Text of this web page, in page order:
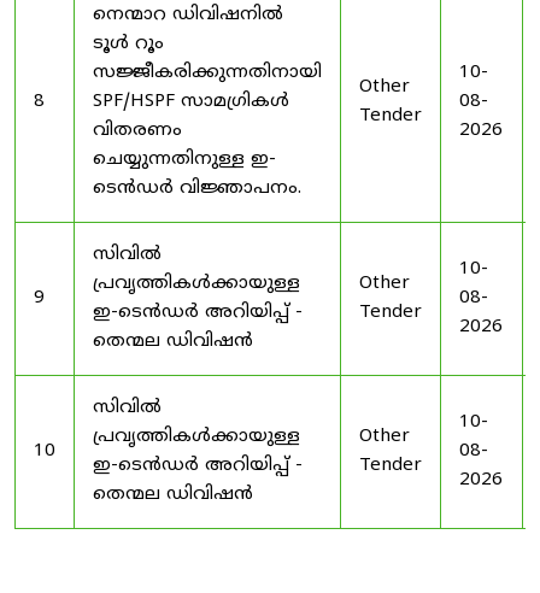
8
നെന്മാറ ഡിവിഷനിൽ
ടൂൾ റൂം
സജ്ജീകരിക്കുന്നതിനായി
SPF/HSPF സാമഗ്രികൾ
വിതരണം
ചെയ്യുന്നതിനുള്ള ഇ-
ടെൻഡർ വിജ്ഞാപനം.
Other
Tender
10-
08-
2026
9
സിവിൽ
പ്രവൃത്തികൾക്കായുള്ള
ഇ-ടെൻഡർ അറിയിപ്പ് -
തെന്മല ഡിവിഷൻ
Other
Tender
10-
08-
2026
10
സിവിൽ
പ്രവൃത്തികൾക്കായുള്ള
ഇ-ടെൻഡർ അറിയിപ്പ് -
തെന്മല ഡിവിഷൻ
Other
Tender
10-
08-
2026